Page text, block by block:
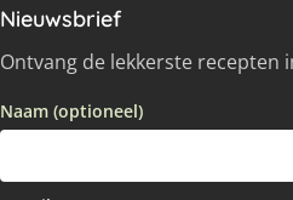
Nieuwsbrief
Ontvang de lekkerste recepten
Naam (optioneel)